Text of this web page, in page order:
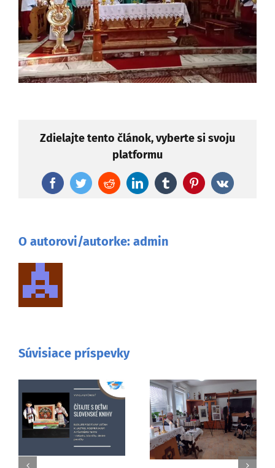
Zdielajte tento článok, vyberte si svoju
platformu
FacebookTwitterRedditLinkedInTumblr Pinterest
Vk
O autorovi/autorke: admin
Súvisiace príspevky
Josipovské slamené